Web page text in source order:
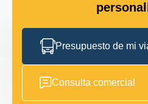
Presupuesto de mi
Consulta comercial